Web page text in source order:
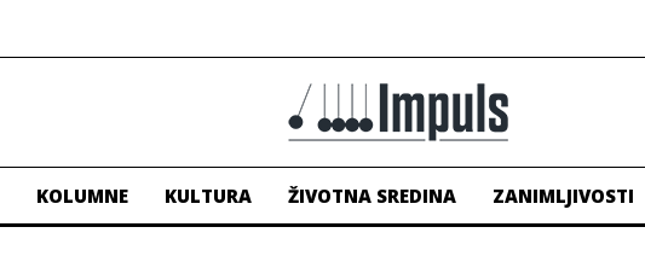
KOLUMNE KULTURA ŽIVOTNA SREDINA ZANIMLJIVOSTI